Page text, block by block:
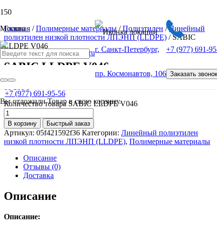
Москва
г. Санкт-Петербург,
пр. Космонавтов, 106
+7 (977) 691-
Заказать звонок
Вы отложилиТовар в свою корзину.
+7 (977) 691-95-56
Главная /Полимерные материалы /Полиэтилен / Линейный
полиэтилен низкой плотности ЛПЭНП (LLDPE) / SABIC
LLDPE V046
SABIC LLDPE V046
Количество товара SABIC LLDPE V046
В корзину Быстрый заказ
Артикул: 05f421592f36 Категории: Линейный полиэтилен
низкой плотности ЛПЭНП (LLDPE), Полимерные материалы
Описание
Отзывы (0)
Доставка
Описание
Описание: